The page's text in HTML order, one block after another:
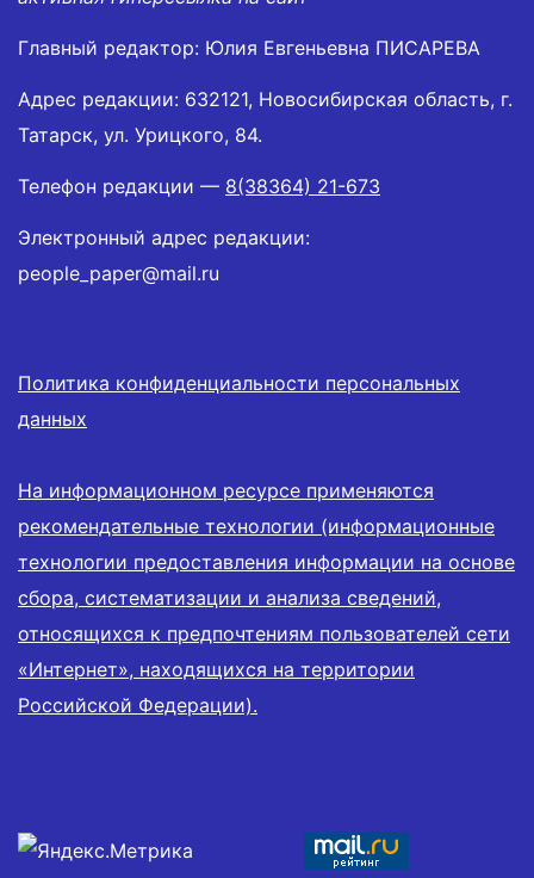
Главный редактор: Юлия Евгеньевна ПИСАРЕВА
Адрес редакции: 632121, Новосибирская область, г.
Татарск, ул. Урицкого, 84.
Телефон редакции — 8(38364) 21-673
Электронный адрес редакции:
people_paper@mail.ru
Политика конфиденциальности персональных
данных
На информационном ресурсе применяются
рекомендательные технологии (информационные
технологии предоставления информации на основе
сбора, систематизации и анализа сведений,
относящихся к предпочтениям пользователей сети
«Интернет», находящихся на территории
Российской Федерации).